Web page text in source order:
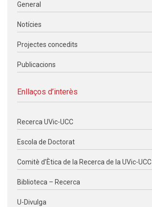
General
Notícies
Projectes concedits
Publicacions
Enllaços d’interès
Recerca UVic-UCC
Escola de Doctorat
Comitè d’Ètica de la Recerca de la UVic-UCC
Biblioteca – Recerca
U-Divulga